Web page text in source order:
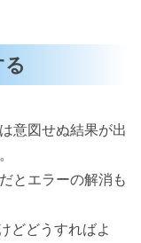
意図せぬ結果が出
とエラーの解消も
どどうすればよ